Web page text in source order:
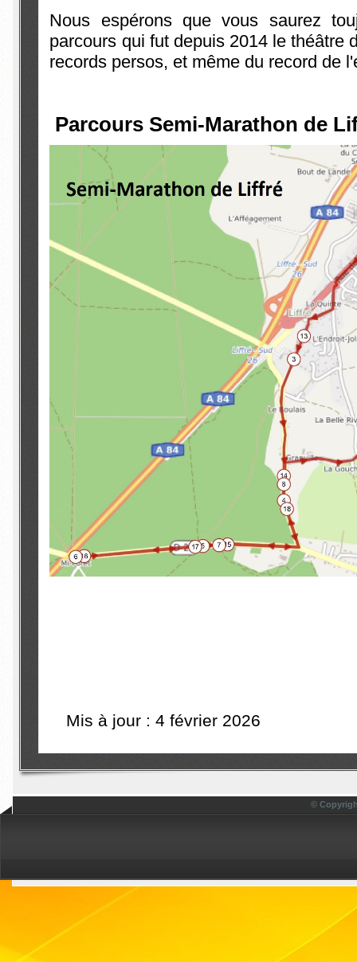
Nous espérons que vous saurez
parcours qui fut depuis 2014 le théâtre
records persos, et même du record de
Parcours Semi-Marathon de
Mis à jour : 4 février 2026
©